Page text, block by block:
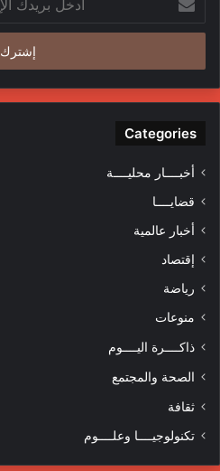
بريدك
الإلكتروني
Categories
أخبــــار محليــــة
قضايــــا
أخبار عالمية
إقتصاد
رياضة
منوعات
ذاكــــرة اليــــوم
الصحة والمجتمع
ثقافة
تكنولوجيــــا وعلــــوم